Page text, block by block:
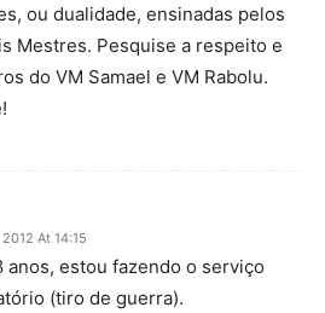
ou dualidade, ensinadas pelos
Mestres. Pesquise a respeito e
do VM Samael e VM Rabolu.
At 14:15
anos, estou fazendo o serviço
(tiro de guerra).